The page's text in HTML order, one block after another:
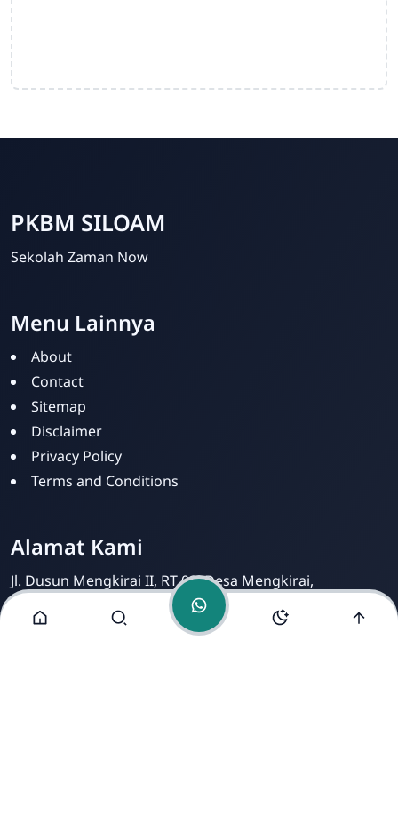
PKBM SILOAM
Sekolah Zaman Now
Menu Lainnya
About
Contact
Sitemap
Disclaimer
Privacy Policy
Terms and Conditions
Alamat Kami
Jl. Dusun Mengkirai II, RT 02, Desa Mengkirai,
Kecamatan kayan Hilir, Kabupaten Sintang, Provinsi
Kalimantan Barat, 78693.